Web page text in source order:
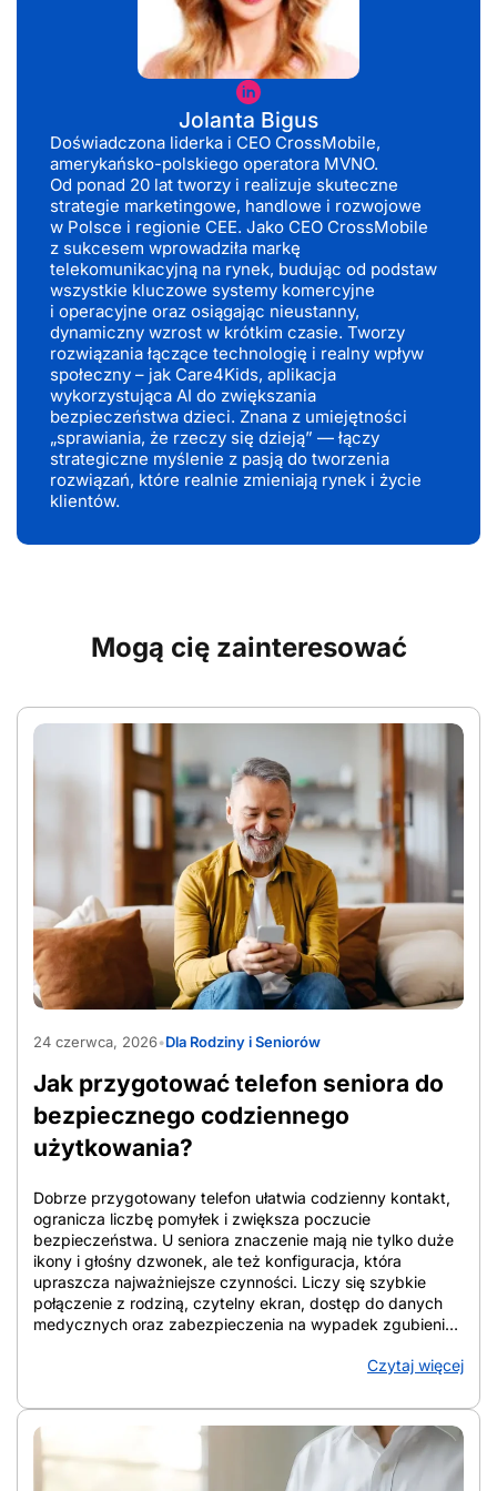
Bigus
Jolanta Bigus
Doświadczona liderka i CEO CrossMobile,
amerykańsko-polskiego operatora MVNO.
Od ponad 20 lat tworzy i realizuje skuteczne
strategie marketingowe, handlowe i rozwojowe
w Polsce i regionie CEE. Jako CEO CrossMobile
z sukcesem wprowadziła markę
telekomunikacyjną na rynek, budując od podstaw
wszystkie kluczowe systemy komercyjne
i operacyjne oraz osiągając nieustanny,
dynamiczny wzrost w krótkim czasie. Tworzy
rozwiązania łączące technologię i realny wpływ
społeczny – jak Care4Kids, aplikacja
wykorzystująca AI do zwiększania
bezpieczeństwa dzieci. Znana z umiejętności
„sprawiania, że rzeczy się dzieją” — łączy
strategiczne myślenie z pasją do tworzenia
rozwiązań, które realnie zmieniają rynek i życie
klientów.
Mogą cię zainteresować
AdobeStock_1565597090
24 czerwca, 2026•Dla Rodziny i Seniorów
Jak przygotować telefon seniora do
bezpiecznego codziennego
użytkowania?
Dobrze przygotowany telefon ułatwia codzienny kontakt,
ogranicza liczbę pomyłek i zwiększa poczucie
bezpieczeństwa. U seniora znaczenie mają nie tylko duże
ikony i głośny dzwonek, ale też konfiguracja, która
upraszcza najważniejsze czynności. Liczy się szybkie
połączenie z rodziną, czytelny ekran, dostęp do danych
medycznych oraz zabezpieczenia na wypadek zgubienia
zebrano konkretne rozwiązania, które porządkują ekran,
smartfona. Telefon staje się wtedy narzędziem wsparcia, a
nie źródłem chaosu. Z artykułu dowiesz się: Jak
przygotować telefon seniora do bezpiecznego
codziennego użytkowania Jak przygotować telefon
Czytaj więcej